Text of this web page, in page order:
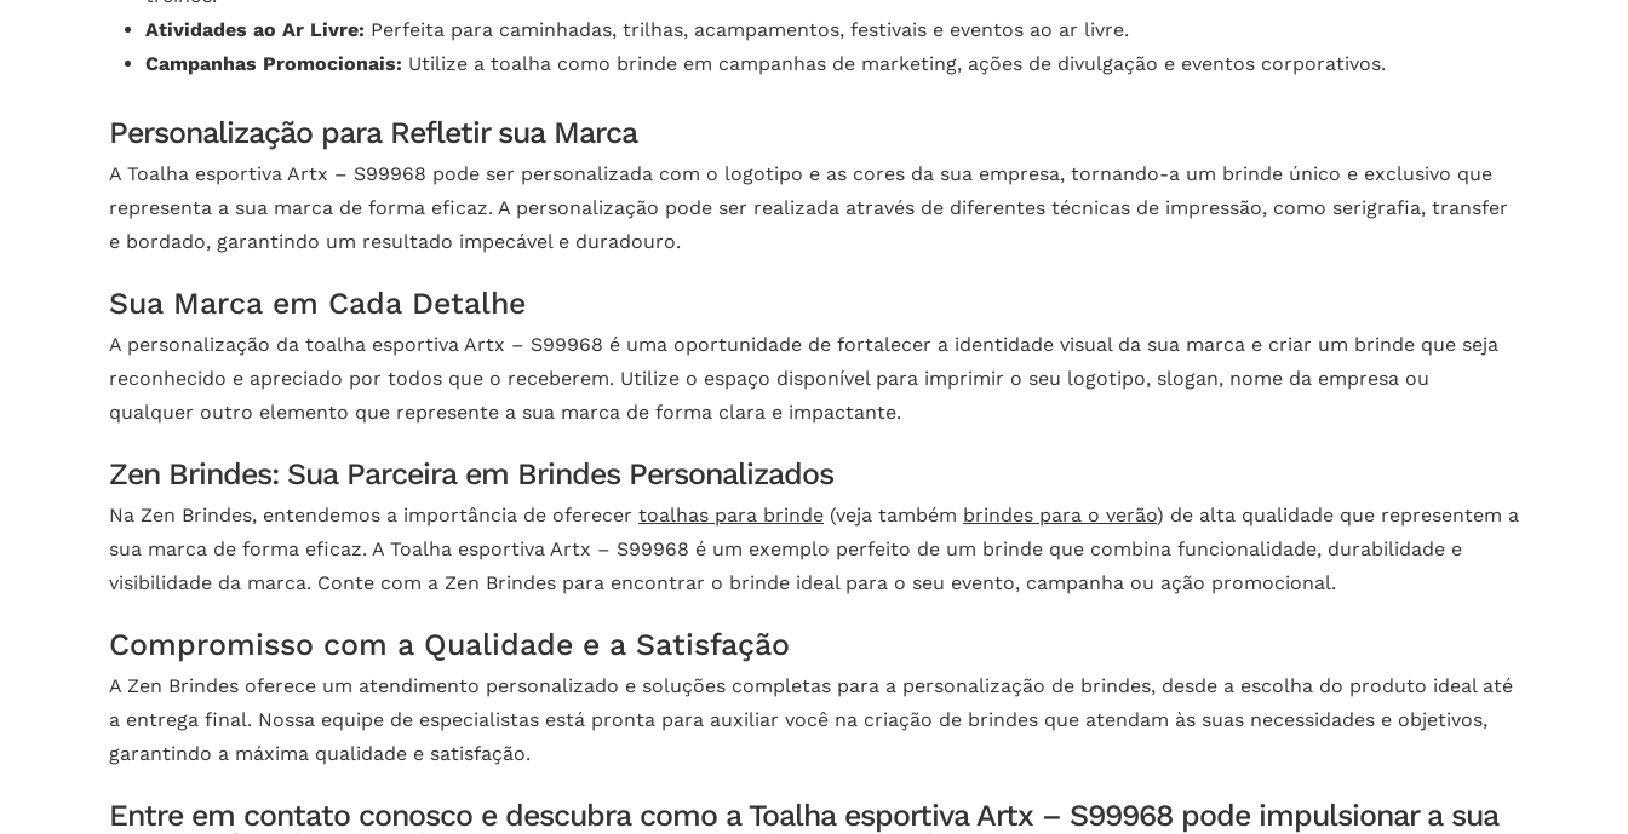
Atividades ao Ar Livre: Perfeita para caminhadas, trilhas, acampamentos, festivais e eventos ao ar livre.
Campanhas Promocionais: Utilize a toalha como brinde em campanhas de marketing, ações de divulgação e eventos corporativos.
Personalização para Refletir sua Marca
A Toalha esportiva Artx – S99968 pode ser personalizada com o logotipo e as cores da sua empresa, tornando-a um brinde único e exclusivo que
representa a sua marca de forma eficaz. A personalização pode ser realizada através de diferentes técnicas de impressão, como serigrafia, transfer
e bordado, garantindo um resultado impecável e duradouro.
Sua Marca em Cada Detalhe
A personalização da toalha esportiva Artx – S99968 é uma oportunidade de fortalecer a identidade visual da sua marca e criar um brinde que seja
reconhecido e apreciado por todos que o receberem. Utilize o espaço disponível para imprimir o seu logotipo, slogan, nome da empresa ou
qualquer outro elemento que represente a sua marca de forma clara e impactante.
Zen Brindes: Sua Parceira em Brindes Personalizados
Na Zen Brindes, entendemos a importância de oferecer toalhas para brinde (veja também brindes para o verão) de alta qualidade que representem a
sua marca de forma eficaz. A Toalha esportiva Artx – S99968 é um exemplo perfeito de um brinde que combina funcionalidade, durabilidade e
visibilidade da marca. Conte com a Zen Brindes para encontrar o brinde ideal para o seu evento, campanha ou ação promocional.
Compromisso com a Qualidade e a Satisfação
A Zen Brindes oferece um atendimento personalizado e soluções completas para a personalização de brindes, desde a escolha do produto ideal até
a entrega final. Nossa equipe de especialistas está pronta para auxiliar você na criação de brindes que atendam às suas necessidades e objetivos,
garantindo a máxima qualidade e satisfação.
Entre em contato conosco e descubra como a Toalha esportiva Artx – S99968 pode impulsionar a sua